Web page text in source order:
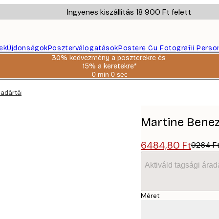
Ingyenes kiszállítás 18 900 Ft felett
ÚjdonságokPoszterválogatásokPostere Cu Fotografii
30% kedvezmény a poszterekre és
15% a keretekre*
0 min 0 sec
Érvényes:
Poszter
Martine
6484,80 Ft9264
Aktiváld tagsági
Méret